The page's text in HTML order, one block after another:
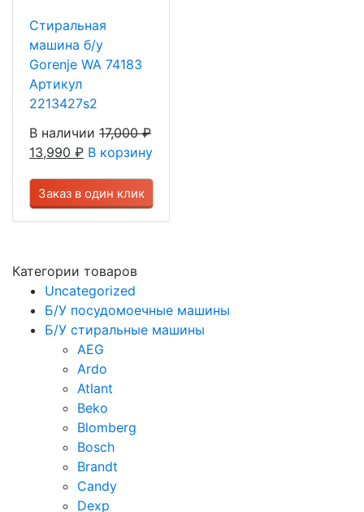
Стиральная
машина б/у
Gorenje WA 74183
Артикул
2213427s2
В наличии 17,000₽
13,990 ₽ В корзину
Заказ в один клик
Категории товаров
Uncategorized
Б/У посудомоечные машины
Б/У стиральные машины
AEG
Ardo
Atlant
Beko
Blomberg
Bosch
Brandt
Candy
Dexp